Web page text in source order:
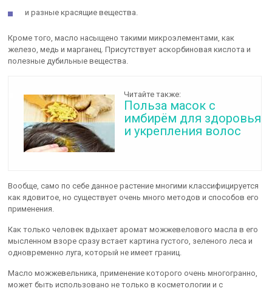
и разные красящие вещества.
Кроме того, масло насыщено такими микроэлементами, как
железо, медь и марганец. Присутствует аскорбиновая кислота и
полезные дубильные вещества.
Читайте также:
Польза масок с
имбирём для здоровья
и укрепления волос
Вообще, само по себе данное растение многими классифицируется
как ядовитое, но существует очень много методов и способов его
применения.
Как только человек вдыхает аромат можжевелового масла в его
мысленном взоре сразу встает картина густого, зеленого леса и
одновременно луга, который не имеет границ.
Масло можжевельника, применение которого очень многогранно,
может быть использовано не только в косметологии и с